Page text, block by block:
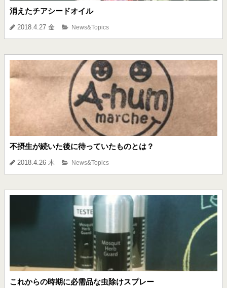
消えたチアシードオイル
2018.4.27 金 News&Topics
不摂生が続いた後に待っていたものとは？
2018.4.26 木 News&Topics
これからの時期に必需品な虫除けスプレー